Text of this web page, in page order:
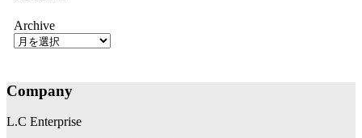
Archive
Company
L.C Enterprise